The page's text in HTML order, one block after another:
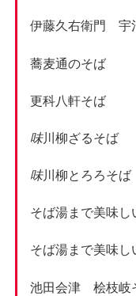
伊藤久右衛門 宇
蕎麦通のそば
更科八軒そば
味川柳ざるそば
味川柳とろろそば
そば湯まで美味
そば湯まで美味
池田会津 桧枝岐